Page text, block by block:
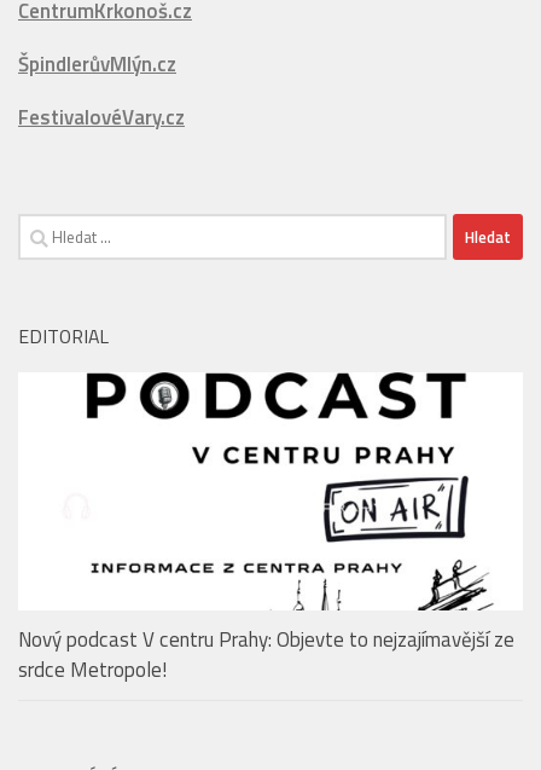
CentrumKrkonoš.cz
ŠpindlerůvMlýn.cz
FestivalovéVary.cz
Vyhledávání
EDITORIAL
Nový podcast V centru Prahy: Objevte to nejzajímavější ze
srdce Metropole!